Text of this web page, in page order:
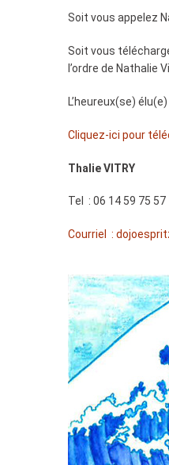
Soit vous appelez
Soit vous
l’ordre de Nathalie
L’heureux(se)
Cliquez-ici pour
Thalie VITRY
Tel : 06 14 59 75 57
Courriel :